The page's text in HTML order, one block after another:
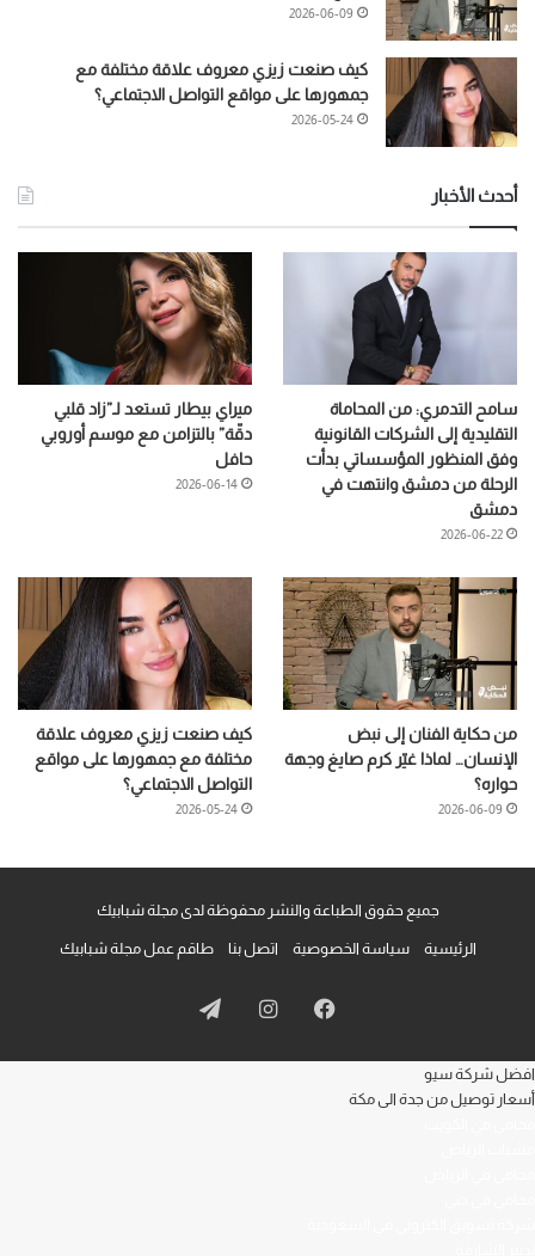
2026-06-09
كيف صنعت زيزي معروف علاقة مختلفة مع
جمهورها على مواقع التواصل الاجتماعي؟
2026-05-24
أحدث الأخبار
سامح التدمري: من المحاماة
التقليدية إلى الشركات القانونية
وفق المنظور المؤسساتي بدأت
الرحلة من دمشق وانتهت في
دمشق
2026-06-22
ميراي بيطار تستعد لـ”زاد قلبي
دقّة” بالتزامن مع موسم أوروبي
حافل
2026-06-14
من حكاية الفنان إلى نبض
الإنسان… لماذا غيّر كرم صايغ وجهة
حواره؟
2026-06-09
كيف صنعت زيزي معروف علاقة
مختلفة مع جمهورها على مواقع
التواصل الاجتماعي؟
2026-05-24
جميع حقوق الطباعة والنشر محفوظة لدى مجلة شبابيك
الرئيسية سياسة الخصوصية اتصل بنا طاقم عمل مجلة شبابيك
فيسبوكانستقرامتيلقرام
افضل شركة سيو
أسعار توصيل من جدة الى مكة